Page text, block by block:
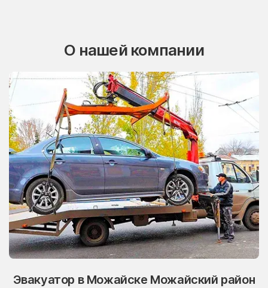
О нашей компании
Эвакуатор в Можайске Можайский район